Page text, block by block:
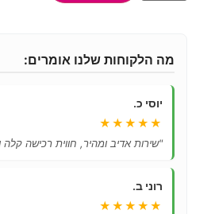
מה הלקוחות שלנו אומרים:
יוסי כ.
★★★★★
"שירות אדיב ומהיר, חווית רכישה
רוני ב.
★★★★★